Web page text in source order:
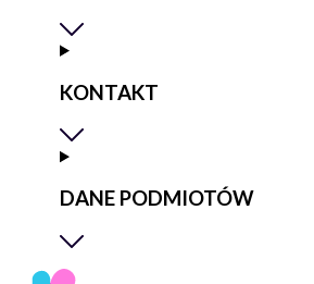
KONTAKT
DANE PODMIOTÓW